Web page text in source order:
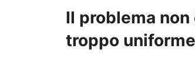
Il problema non
troppo